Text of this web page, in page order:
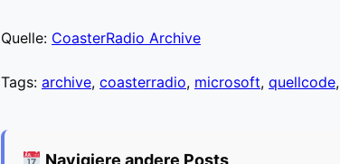
Quelle: CoasterRadio Archive
Tags: archive, coasterradio, microsoft, quellcode,
Navigiere andere Posts